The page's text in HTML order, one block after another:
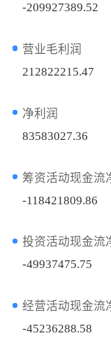
-209927389.52
营业毛利润
212822215.47
净利润
83583027.36
筹资活动现金流
-118421809.86
投资活动现金流
-49937475.75
经营活动现金流
-45236288.58